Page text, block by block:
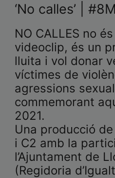
‘No calles’ |
NO CALLES no
videoclip, és un
lluita i vol donar
víctimes de
agressions
commemorant
2021.
Una producció de
i C2 amb la
l’Ajuntament de
(Regidoria